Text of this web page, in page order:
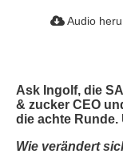
Audio
Ask Ingolf, die
& zucker CEO
die achte Runde.
Wie verändert